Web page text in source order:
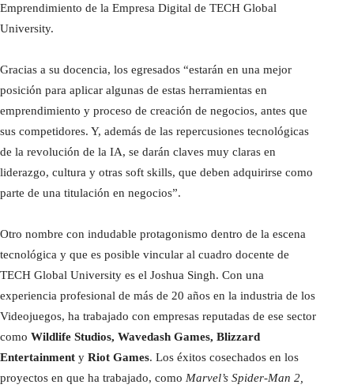
Emprendimiento de la Empresa Digital de TECH Global
University.
Gracias a su docencia, los egresados “estarán en una mejor
posición para aplicar algunas de estas herramientas en
emprendimiento y proceso de creación de negocios, antes que
sus competidores. Y, además de las repercusiones tecnológicas
de la revolución de la IA, se darán claves muy claras en
liderazgo, cultura y otras soft skills, que deben adquirirse como
parte de una titulación en negocios”.
Otro nombre con indudable protagonismo dentro de la escena
tecnológica y que es posible vincular al cuadro docente de
TECH Global University es el Joshua Singh. Con una
experiencia profesional de más de 20 años en la industria de los
Videojuegos, ha trabajado con empresas reputadas de ese sector
como Wildlife Studios, Wavedash Games, Blizzard
Entertainment y Riot Games. Los éxitos cosechados en los
proyectos en que ha trabajado, como Marvel’s Spider-Man 2,